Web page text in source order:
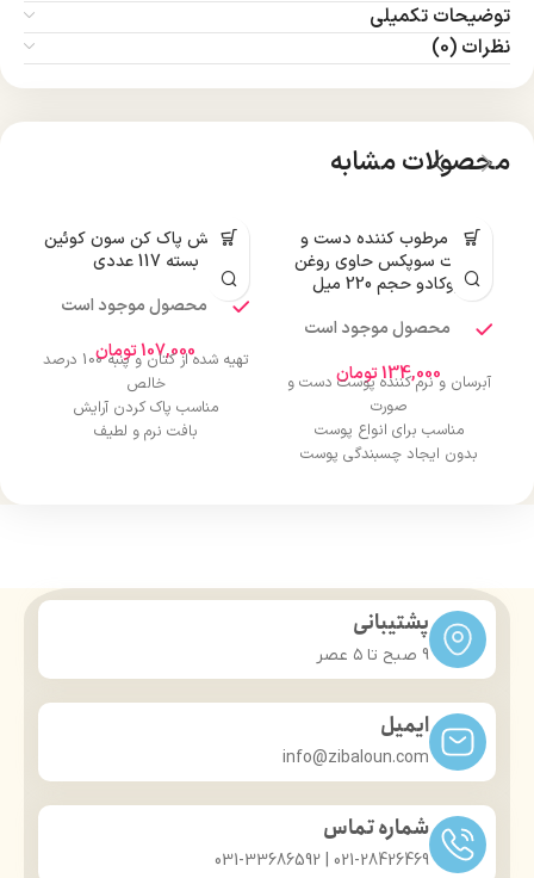
توضیحات تکمیلی
نظرات (0)
محصولات مشابه
کرم مرطوب کننده دست و
صورت سوپکس حاوی روغن
آووکادو حجم 220 میل
محصول موجود است
134,000تومان
آبرسان و نرم کننده پوست دست و
صورت
مناسب برای انواع پوست
بدون ایجاد چسبندگی پوست
پد آرایش پاک کن سون کوئین
بسته 117 عددی
محصول موجود است
107,000تومان
تهیه شده از کتان و پنبه 100 درصد
خالص
مناسب پاک کردن آرایش
بافت نرم و لطیف
پشتیبانی
9 صبح تا ۵ عصر
ایمیل
info@zibaloun.com
شماره تماس
021-28426469 | 031-33686592